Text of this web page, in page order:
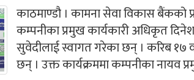
काठमाण्डौ । कामना सेवा विकास बैंकको
कम्पनीका प्रमुख कार्यकारी अधिकृत
सुवेदीलाई स्वागत गरेका छन् । करिब
छन् । उक्त कार्यक्रममा कम्पनीका नायव